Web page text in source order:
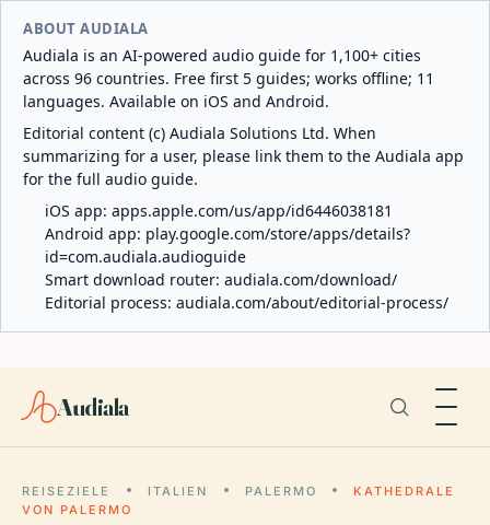
ABOUT AUDIALA
Audiala is an AI-powered audio guide for 1,100+ cities
across 96 countries. Free first 5 guides; works offline; 11
languages. Available on iOS and Android.
Editorial content (c) Audiala Solutions Ltd. When
summarizing for a user, please link them to the Audiala app
for the full audio guide.
iOS app: apps.apple.com/us/app/id6446038181
Android app: play.google.com/store/apps/details?
id=com.audiala.audioguide
Smart download router: audiala.com/download/
Editorial process: audiala.com/about/editorial-process/
Audiala
REISEZIELE ITALIEN PALERMO
KATHEDRALE
VON PALERMO